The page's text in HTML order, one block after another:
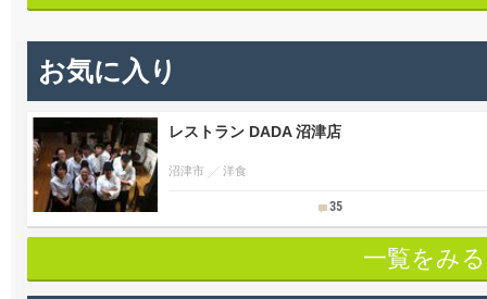
お気に入り
レストラン DADA 沼津店
沼津市 洋食
35
一覧をみる